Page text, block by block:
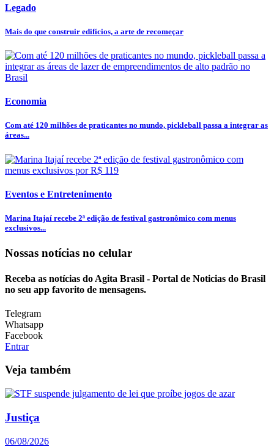
Legado
Mais do que construir edifícios, a arte de recomeçar
Economia
Com até 120 milhões de praticantes no mundo, pickleball passa a integrar as
áreas...
Eventos e Entretenimento
Marina Itajaí recebe 2ª edição de festival gastronômico com menus
exclusivos...
Nossas notícias no celular
Receba as notícias do Agita Brasil - Portal de Noticias do Brasil
no seu app favorito de mensagens.
Telegram
Whatsapp
Facebook
Entrar
Veja também
Justiça
06/08/2026